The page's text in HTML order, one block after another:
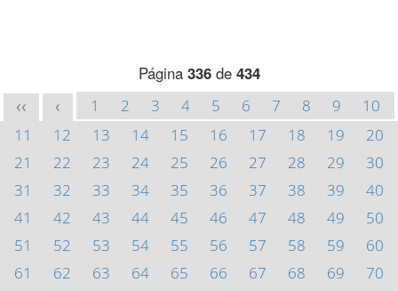
Página 336de 434
<< < 1 2 3 4 5 6 7 8 9
10
11
12 13 14 15 16 17 18 19
20
21
22 23 24 25 26 27 28 29
30
31
32 33 34 35 36 37 38 39
40
41
42 43 44 45 46 47 48 49
50
51
52 53 54 55 56 57 58 59
60
61
62 63 64 65 66 67 68 69
70